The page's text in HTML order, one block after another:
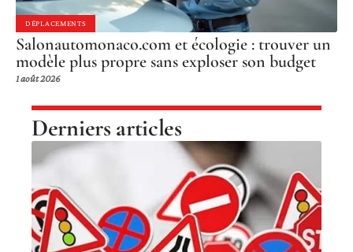
DÉPLACEMENTS
Salonautomonaco.com et écologie : trouver un
modèle plus propre sans exploser son budget
1 août 2026
Derniers articles